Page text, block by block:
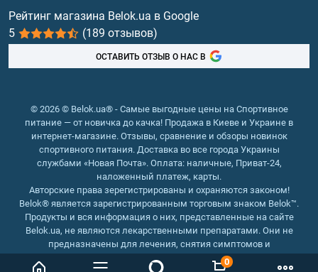
0
Витамины и минералы
Рыбий жир, жирные кислоты
Рейтинг магазина Belok.ua в Google
5
(189 отзывов)
ОСТАВИТЬ ОТЗЫВ О НАС В
© 2026 © Belok.ua® - Самые выгодные цены на Спортивное
питание — от новичка до качка! Продажа в Киеве и Украине в
интернет-магазине. Отзывы, сравнение и обзоры новинок
спортивного питания. Доставка во все города Украины
службами «Новая Почта». Оплата: наличные, Приват-24,
наложенный платеж, карты.
Авторские права зерегистрированы и охраняются законом!
Belok® является зарегистрированным торговым знаком Belok™.
Продукты и вся информация о них, представленные на сайте
Belok.ua, не являются лекарственными препаратами. Они не
предназначены для лечения, снятия симптомов и
предотвращения болезней.